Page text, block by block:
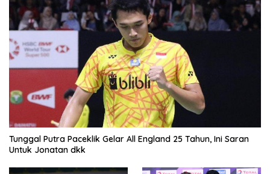
Tunggal Putra Paceklik Gelar All England 25 Tahun, Ini Saran
Untuk Jonatan dkk